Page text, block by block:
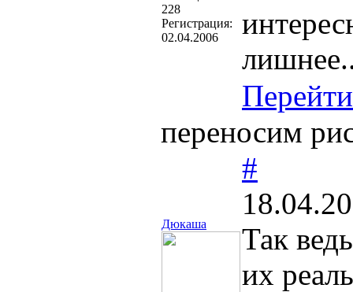
228
Регистрация:
02.04.2006
Перейти
переносим
Дюкаша
#
Так
их